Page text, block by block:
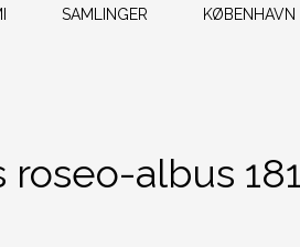
SAMLINGER KØBENHAVN
roseo-albus